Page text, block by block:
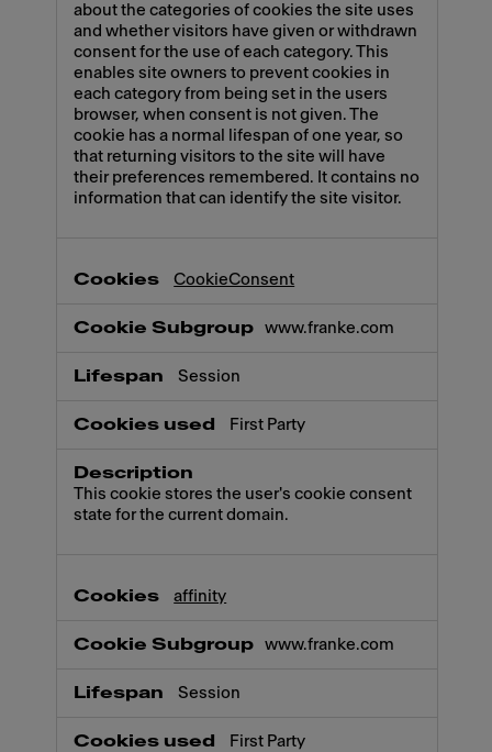
about the categories of cookies the site uses
and whether visitors have given or withdrawn
consent for the use of each category. This
enables site owners to prevent cookies in
each category from being set in the users
browser, when consent is not given. The
cookie has a normal lifespan of one year, so
that returning visitors to the site will have
their preferences remembered. It contains no
information that can identify the site visitor.
CookieConsent
www.franke.com
Session
First Party
This cookie stores the user's cookie consent
state for the current domain.
affinity
www.franke.com
Session
First Party